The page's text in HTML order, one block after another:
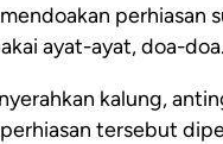
perhiasan
ayat-ayat, doa-
kalung,
tersebut